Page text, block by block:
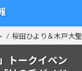
桜田ひより＆木戸大
トークイベン